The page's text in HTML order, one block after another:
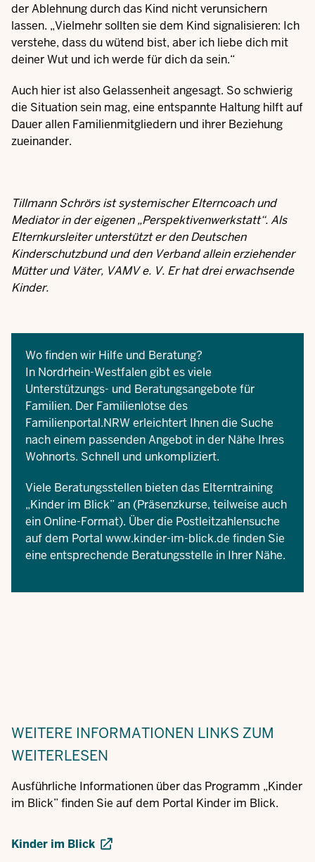
der Ablehnung durch das Kind nicht verunsichern
lassen. „Vielmehr sollten sie dem Kind signalisieren: Ich
verstehe, dass du wütend bist, aber ich liebe dich mit
deiner Wut und ich werde für dich da sein.“
Auch hier ist also Gelassenheit angesagt. So schwierig
die Situation sein mag, eine entspannte Haltung hilft auf
Dauer allen Familienmitgliedern und ihrer Beziehung
zueinander.
Tillmann Schrörs ist systemischer Elterncoach und
Mediator in der eigenen „Perspektivenwerkstatt“. Als
Elternkursleiter unterstützt er den Deutschen
Kinderschutzbund und den Verband allein erziehender
Mütter und Väter, VAMV e. V. Er hat drei erwachsende
Kinder.
Wo finden wir Hilfe und Beratung?
In Nordrhein-Westfalen gibt es viele
Unterstützungs- und Beratungsangebote für
Familien. Der Familienlotse des
Familienportal.NRWerleichtert Ihnen die Suche
nach einem passenden Angebot in der Nähe Ihres
Wohnorts. Schnell und unkompliziert.
Viele Beratungsstellen bieten das Elterntraining
„Kinder im Blick” an (Präsenzkurse, teilweise auch
ein Online-Format). Über die Postleitzahlensuche
auf dem Portal www.kinder-im-blick.de finden Sie
eine entsprechende Beratungsstelle in Ihrer Nähe.
WEITERE INFORMATIONEN LINKS ZUM
WEITERLESEN
Ausführliche Informationen über das Programm „Kinder
im Blick” finden Sie auf dem Portal Kinder im Blick.
Kinder im Blick